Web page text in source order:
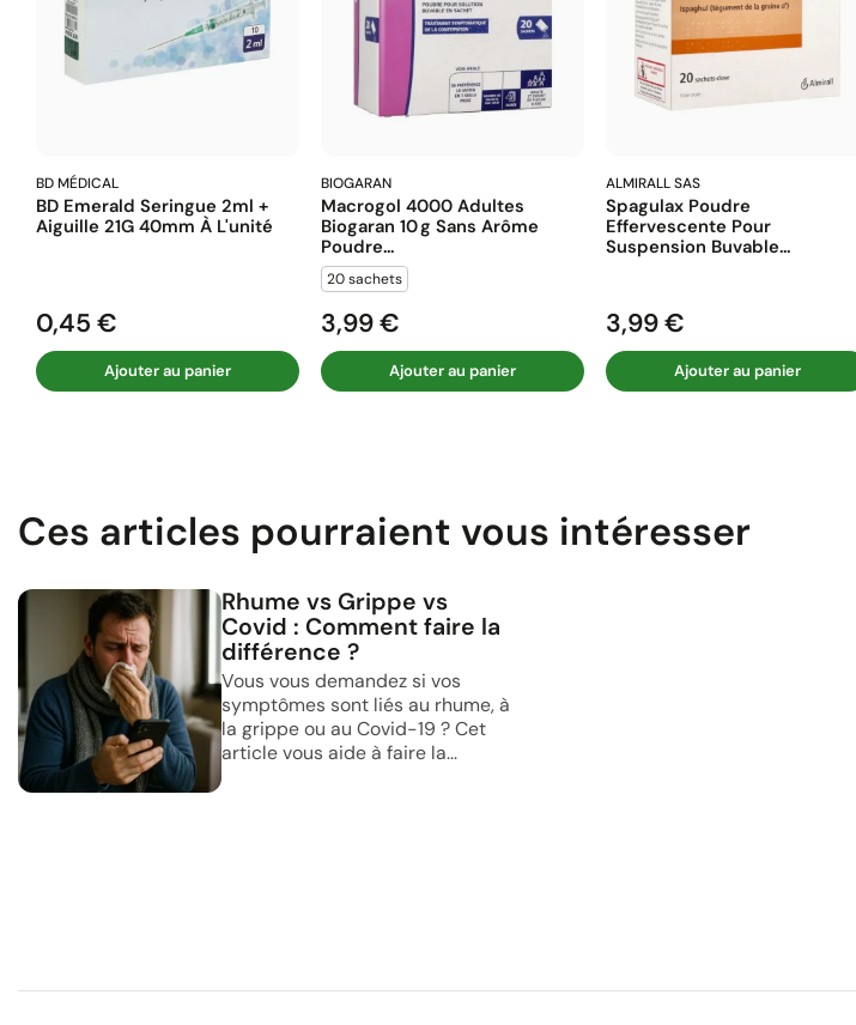
BD MÉDICAL
BD Emerald Seringue 2ml +
Aiguille 21G 40mm À L'unité
Prix
0,45 €
Ajouter au panier
BIOGARAN
Macrogol 4000 Adultes
Biogaran 10 G Sans Arôme
Poudre...
20 sachets
Prix
3,99 €
Ajouter au panier
ALMIRALL SAS
Spagulax Poudre
Effervescente Pour
Suspension Buvable...
Prix
3,99 €
Ajouter au panier
Ces articles pourraient vous intéresser
Rhume vs Grippe vs
Covid : Comment faire la
différence ?
Vous vous demandez si vos
symptômes sont liés au rhume, à
la grippe ou au Covid-19 ? Cet
article vous aide à faire la...